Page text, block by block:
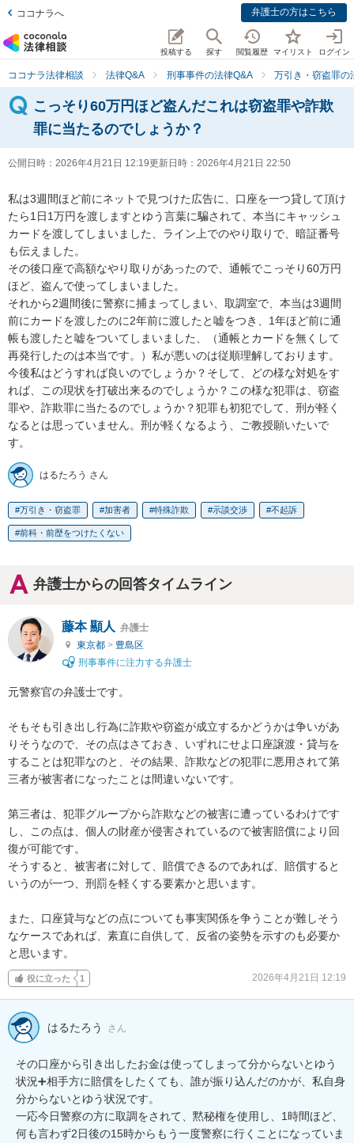
ココナラへ 弁護士の方はこちら
投稿する 探す 閲覧履歴 マイリスト ログイン
ココナラ法律相談 法律Q&A 刑事事件の法律Q&A 万引き・窃盗罪の
こっそり60万円ほど盗んだこれは窃盗罪や詐欺
罪に当たるのでしょうか？
公開日時： 2026年4月21日 12:19更新日時： 2026年4月21日 22:50
私は3週間ほど前にネットで見つけた広告に、口座を一つ貸して頂け
たら1日1万円を渡しますとゆう言葉に騙されて、本当にキャッシュ
カードを渡してしまいました、ライン上でのやり取りで、暗証番号
も伝えました。
その後口座で高額なやり取りがあったので、通帳でこっそり60万円
ほど、盗んで使ってしまいました。
それから2週間後に警察に捕まってしまい、取調室で、本当は3週間
前にカードを渡したのに2年前に渡したと嘘をつき、1年ほど前に通
帳も渡したと嘘をついてしまいました、（通帳とカードを無くして
再発行したのは本当です。）私が悪いのは従順理解しております。
今後私はどうすれば良いのでしょうか？そして、どの様な対処をす
れば、この現状を打破出来るのでしょうか？この様な犯罪は、窃盗
罪や、詐欺罪に当たるのでしょうか？犯罪も初犯でして、刑が軽く
なるとは思っていません。刑が軽くなるよう、ご教授願いたいで
す。
はるたろう さん
万引き・窃盗罪 加害者 特殊詐欺 示談交渉 不起訴
前科・前歴をつけたくない
弁護士からの回答タイムライン
藤本 顯人 弁護士
東京都 > 豊島区
刑事事件に注力する弁護士
元警察官の弁護士です。
そもそも引き出し行為に詐欺や窃盗が成立するかどうかは争いがあ
りそうなので、その点はさておき、いずれにせよ口座譲渡・貸与を
することは犯罪なのと、その結果、詐欺などの犯罪に悪用されて第
三者が被害者になったことは間違いないです。
第三者は、犯罪グループから詐欺などの被害に遭っているわけです
し、この点は、個人の財産が侵害されているので被害賠償により回
復が可能です。
そうすると、被害者に対して、賠償できるのであれば、賠償すると
いうのが一つ、刑罰を軽くする要素かと思います。
また、口座貸与などの点についても事実関係を争うことが難しそう
なケースであれば、素直に自供して、反省の姿勢を示すのも必要か
と思います。
役に立った 1 2026年4月21日 12:19
はるたろう さん
その口座から引き出したお金は使ってしまって分からないとゆう
状況➕相手方に賠償をしたくても、誰が振り込んだのかが、私自身
分からないとゆう状況です。
一応今日警察の方に取調をされて、黙秘権を使用し、1時間ほど、
何も言わず2日後の15時からもう一度警察に行くことになっていま